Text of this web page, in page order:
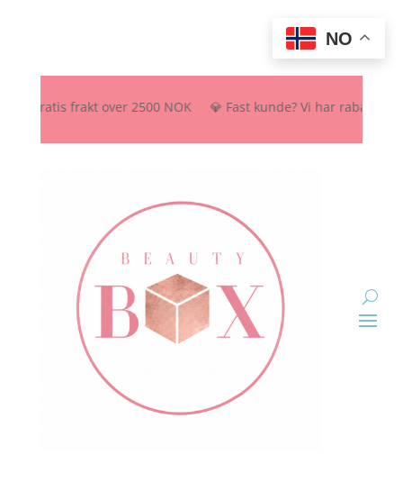
Gratis frakt over 2500 NOK 💎 Fast kunde? Vi har
NO